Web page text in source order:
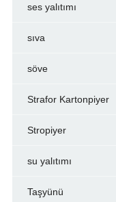
ses yalıtımı
sıva
söve
Strafor Kartonpiyer
Stropiyer
su yalıtımı
Taşyünü